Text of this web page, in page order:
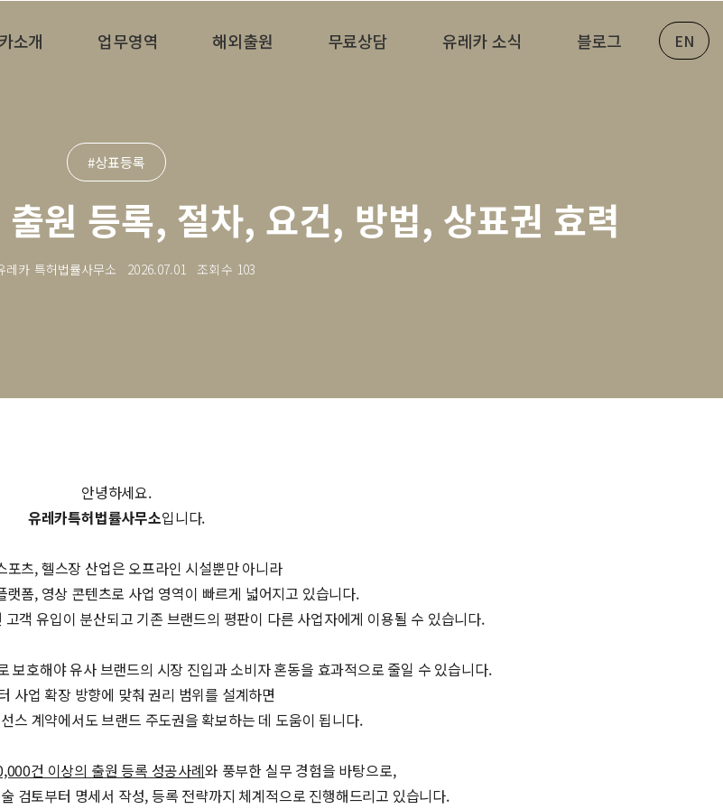
소개 업무영역 해외출원 무료상담 유레카 소식 블로그 EN
#상표등록
원 등록, 절차, 요건, 방법, 상표권 효력
레카 특허법률사무소 2026.07.01 조회수 103
안녕하세요.
유레카특허법률사무소입니다.
포츠, 헬스장 산업은 오프라인 시설뿐만 아니라
랫폼, 영상 콘텐츠로 사업 영역이 빠르게 넓어지고 있습니다.
객 유입이 분산되고 기존 브랜드의 평판이 다른 사업자에게 이용될 수 있습니다.
보호해야 유사 브랜드의 시장 진입과 소비자 혼동을 효과적으로 줄일 수 있습니다.
사업 확장 방향에 맞춰 권리 범위를 설계하면
스 계약에서도 브랜드 주도권을 확보하는 데 도움이 됩니다.
건 이상의 출원 등록 성공사례와 풍부한 실무 경험을 바탕으로,
검토부터 명세서 작성, 등록 전략까지 체계적으로 진행해드리고 있습니다.